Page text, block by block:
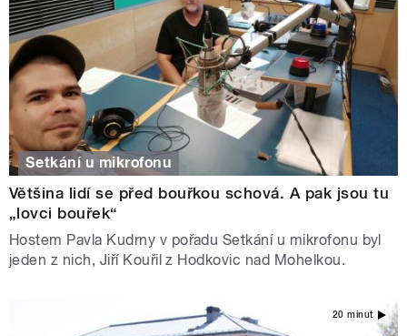
Setkání u mikrofonu
Většina lidí se před bouřkou schová. A pak jsou tu
„lovci bouřek“
Hostem Pavla Kudrny v pořadu Setkání u mikrofonu byl
jeden z nich, Jiří Kouřil z Hodkovic nad Mohelkou.
20 minut